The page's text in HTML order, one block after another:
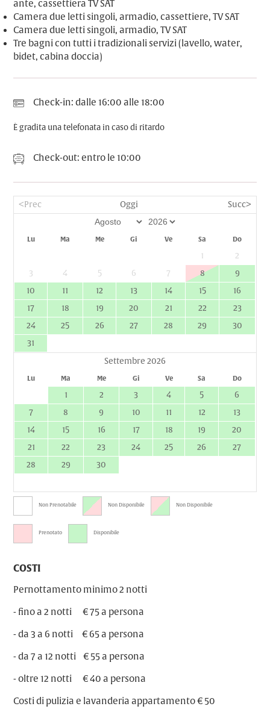
ante, cassettiera TV SAT
Camera due letti singoli, armadio, cassettiere, TV SAT
Camera due letti singoli, armadio, TV SAT
Tre bagni con tutti i tradizionali servizi (lavello, water,
bidet, cabina doccia)
i Check-in: dalle 16:00 alle 18:00
È gradita una telefonata in caso di ritardo
o Check-out: entro le 10:00
<Prec Oggi Succ>
Lu Ma Me Gi Ve Sa Do
1
2
3
4 5 6 7 8
9
10
11 12 13 14 15
16
17
18 19 20 21 22
23
24
25 26 27 28 29
30
31
Settembre 2026
Lu Ma Me Gi Ve Sa Do
1 2 3 4 5
6
7
8 9 10 11 12
13
14
15 16 17 18 19
20
21
22 23 24 25 26
27
28
29 30
Non Prenotabile Non Disponibile Non Disponibile
Prenotato Disponibile
COSTI
Pernottamento minimo 2 notti
- fino a 2 notti € 75 a persona
- da 3 a 6 notti € 65 a persona
- da 7 a 12 notti € 55 a persona
- oltre 12 notti € 40 a persona
Costi di pulizia e lavanderia appartamento € 50